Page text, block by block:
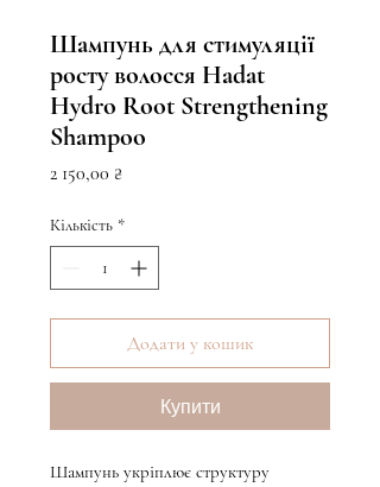
Шампунь для стимуляції
росту волосся Hadat
Hydro Root Strengthening
Shampoo
2 150,00 ₴
Кількість *
Додати у кошик
Купити
Шампунь укріплює структуру